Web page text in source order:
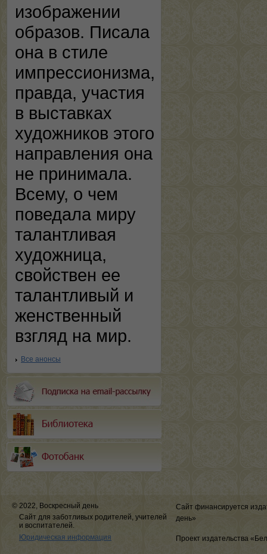
изображении
образов. Писала
она в стиле
импрессионизма,
правда, участия
в выставках
художников этого
направления она
не принимала.
Всему, о чем
поведала миру
талантливая
художница,
свойствен ее
талантливый и
женственный
взгляд на мир.
Все анонсы
© 2022, Воскресный день
Сайт для заботливых родителей, учителей
и воспитателей.
Юридическая информация
Сайт финансируется
день»
Проект издательства